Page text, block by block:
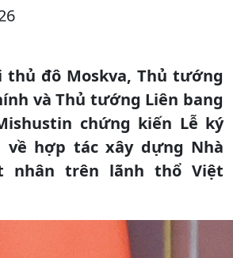
thủ đô Moskva, Thủ tướng
và Thủ tướng Liên bang
chứng kiến Lễ ký
về hợp tác xây dựng Nhà
nhân trên lãnh thổ Việt